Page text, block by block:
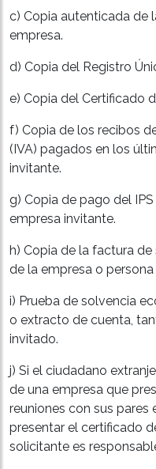
c) Copia autenticada de
empresa.
d) Copia del Registro
e) Copia del Certificado
f) Copia de los recibos
(IVA) pagados en los
invitante.
g) Copia de pago del
empresa invitante.
h) Copia de la factura
de la empresa o
i) Prueba de solvencia
o extracto de cuenta,
invitado.
j) Si el ciudadano
de una empresa que
reuniones con sus pares
presentar el certificado
solicitante es